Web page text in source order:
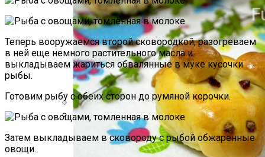
Какие Растения Сажать Для Удачи,
Любви И Богатства
Маникюр С Разноцветными
Стрелочками
Теперь вооружаемся второй сковородкой, разогреваем
в ней еще немного растительного масла и
выкладываем жариться обвалянные в муке кусочки
рыбы.
Готовим рыбу с обеих сторон до румяной корочки.
Затем выкладываем в сковороду с рыбой обжаренные
овощи.